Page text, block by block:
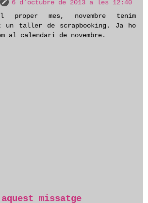
6 d’octubre de 2013 a les 12:40
proper mes, novembre tenim
un taller de scrapbooking. Ja ho
al calendari de novembre.
missatge